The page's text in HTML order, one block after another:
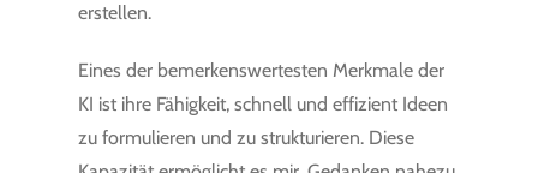
erstellen.
Eines der bemerkenswertesten Merkmale der
KI ist ihre Fähigkeit, schnell und effizient Ideen
zu formulieren und zu strukturieren. Diese